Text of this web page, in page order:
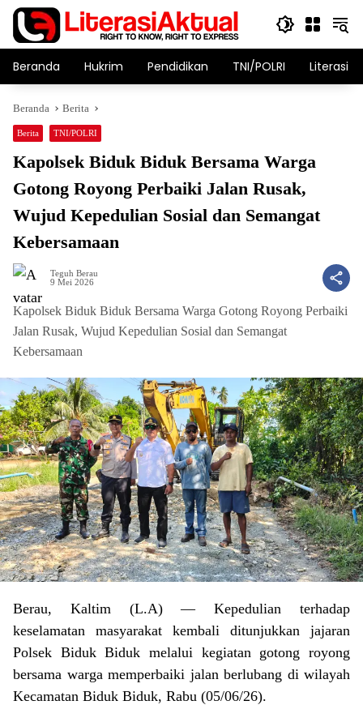
Langsung
konten
Beranda Hukrim Pendidikan TNI/POLRI Literasi
Beranda Berita
Berita TNI/POLRI
Kapolsek Biduk Biduk Bersama Warga
Gotong Royong Perbaiki Jalan Rusak,
Wujud Kepedulian Sosial dan Semangat
Kebersamaan
Teguh Berau
9 Mei 2026
Kapolsek Biduk Biduk Bersama Warga Gotong Royong Perbaiki
Jalan Rusak, Wujud Kepedulian Sosial dan Semangat
Kebersamaan
Berau, Kaltim (L.A) — Kepedulian terhadap
keselamatan masyarakat kembali ditunjukkan jajaran
Polsek Biduk Biduk melalui kegiatan gotong royong
bersama warga memperbaiki jalan berlubang di wilayah
Kecamatan Biduk Biduk, Rabu (05/06/26).